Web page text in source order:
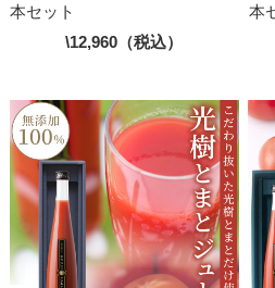
本セット
\12,960（税込）
本